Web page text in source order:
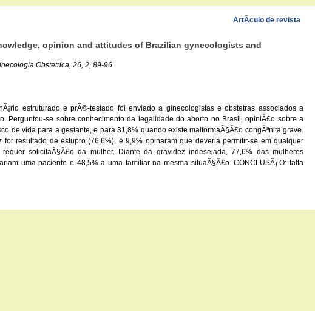
ArtÃ­culo de revista
opinion and attitudes of Brazilian gynecologists and
Obstetrica, 26, 2, 89-96
estruturado e prÃ©-testado foi enviado a ginecologistas e obstetras associados a
Perguntou-se sobre conhecimento da legalidade do aborto no Brasil, opiniÃ£o sobre a
de vida para a gestante, e para 31,8% quando existe malformaÃ§Ã£o congÃªnita grave.
resultado de estupro (76,6%), e 9,9% opinaram que deveria permitir-se em qualquer
solicitaÃ§Ã£o da mulher. Diante da gravidez indesejada, 77,6% das mulheres
uma paciente e 48,5% a uma familiar na mesma situaÃ§Ã£o. CONCLUSÃƒO: falta